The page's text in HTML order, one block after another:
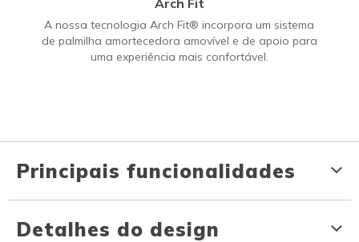
A nossa tecnologia Arch Fit® incorpora um sistema
de palmilha amortecedora amovível e de apoio para
uma experiência mais confortável.
Principais funcionalidades
Detalhes do design